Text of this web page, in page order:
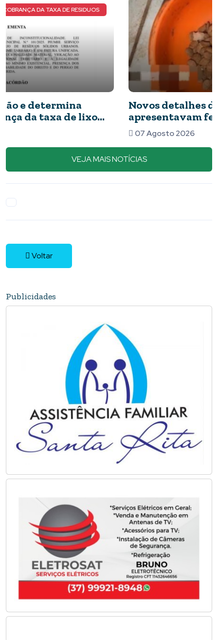
NOVOS DETALHES DO CASO
Novos detalhes do caso: cães resgatados
apresentavam ferimentos e comida com
VEJA MAIS NOTÍCIAS
Voltar
Publicidades